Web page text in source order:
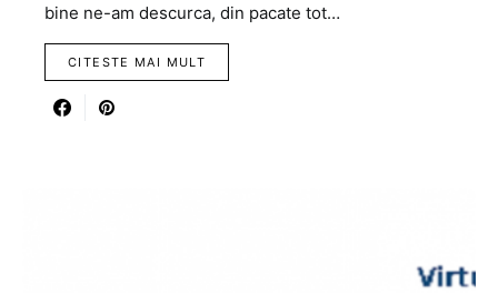
bine ne-am descurca, din pacate tot…
CITESTE MAI MULT